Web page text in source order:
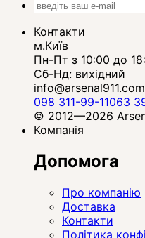
Контакти
м.Київ
Пн-Пт з 10:00 до
Сб-Нд: вихідний
098 311-99-11063
© 2012—2026
Компанія
Допомога
Про компанію
Доставка
Контакти
Політика